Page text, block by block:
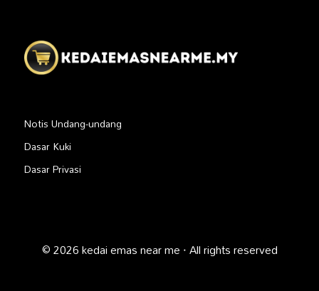
Notis Undang-undang
Dasar Kuki
Dasar Privasi
© 2026 kedai emas near me · All rights reserved